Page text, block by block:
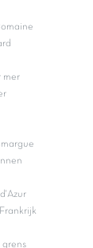
mer
grens